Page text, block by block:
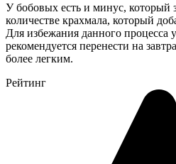
У бобовых есть и минус, который
количестве крахмала, который
Для избежания данного процесса
рекомендуется перенести на
более легким.
Рейтинг